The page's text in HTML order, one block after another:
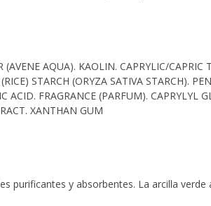
AQUA). KAOLIN. CAPRYLIC/CAPRIC
STARCH (ORYZA SATIVA STARCH).
ACID. FRAGRANCE (PARFUM). CAPRYLYL
XANTHAN GUM
purificantes y absorbentes. La arcilla